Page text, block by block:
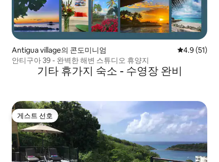
Antigua village의 콘도미니엄 평점 4.9점
4.9 (51)
안티구아 39 - 완벽한 해변 스튜디오 휴양지
기타 휴가지 숙소 - 수영장 완비
게스트 선호
게스트 선호